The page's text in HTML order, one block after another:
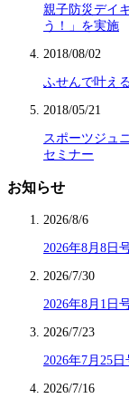
親子防災デイ
う！」を実施
2018/08/02
ふせんで叶え
2018/05/21
スポーツジュ
セミナー
お知らせ
2026/8/6
2026年8月8日
2026/7/30
2026年8月1日
2026/7/23
2026年7月25日
2026/7/16